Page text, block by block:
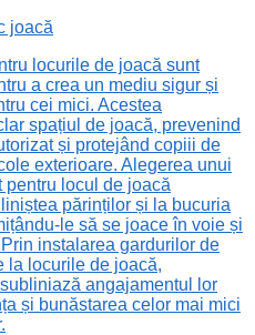
joacă
locurile de joacă sunt
a crea un mediu sigur și
cei mici. Acestea
spațiul de joacă, prevenind
și protejând copiii de
exterioare. Alegerea unui
pentru locul de joacă
părinților și la bucuria
le să se joace în voie și
instalarea gardurilor de
la locurile de joacă,
angajamentul lor
și bunăstarea celor mai mici